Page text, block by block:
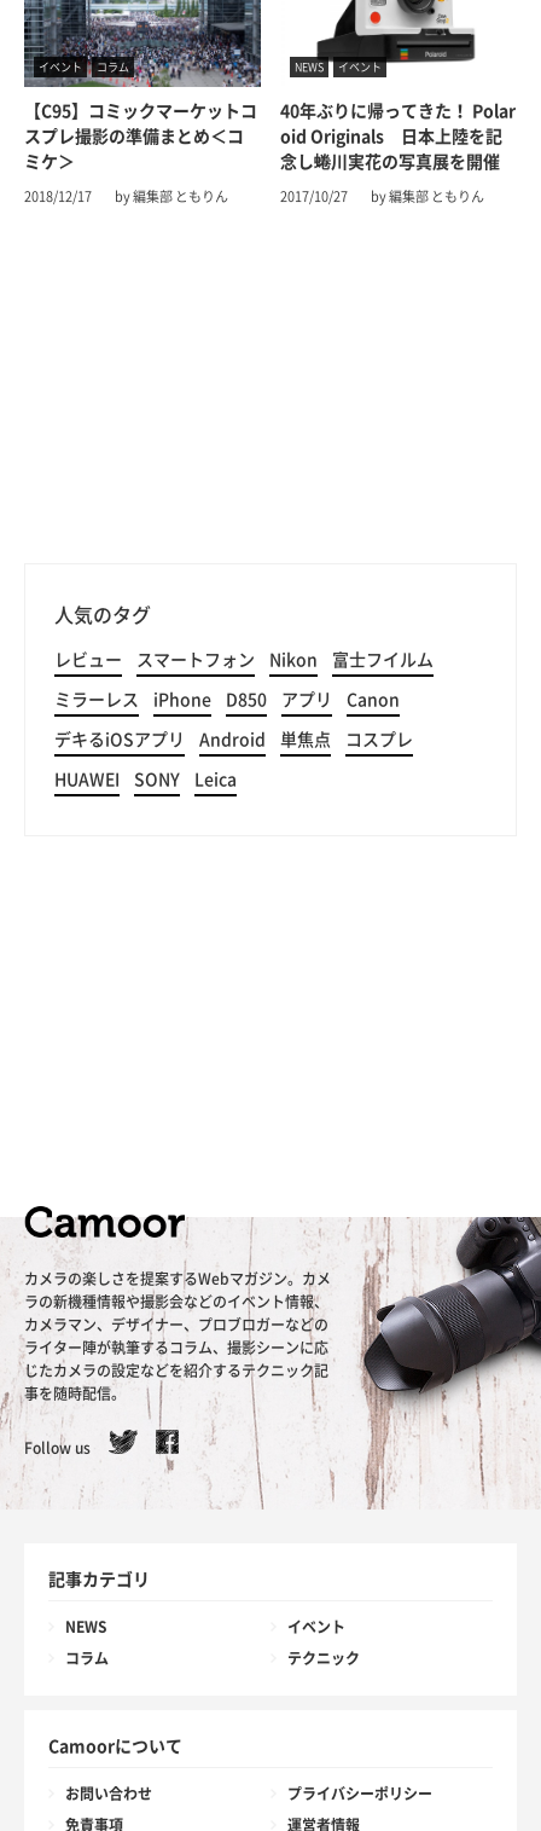
イベント コラム
【C95】コミックマーケットコ
スプレ撮影の準備まとめ＜コ
ミケ＞
2018/12/17 by 編集部 ともりん
NEWS イベント
40年ぶりに帰ってきた！ Polar
oid Originals 日本上陸を記
念し蜷川実花の写真展を開催
2017/10/27 by 編集部 ともりん
人気のタグ
レビュー スマートフォン Nikon 富士フイルム
ミラーレス iPhone D850 アプリ Canon
デキるiOSアプリ Android 単焦点 コスプレ
HUAWEI SONY Leica
カメラの楽しさを提案するWebマガジン。カメ
ラの新機種情報や撮影会などのイベント情報、
カメラマン、デザイナー、プロブロガーなどの
ライター陣が執筆するコラム、撮影シーンに応
じたカメラの設定などを紹介するテクニック記
事を随時配信。
Follow us
記事カテゴリ
NEWS イベント
コラム テクニック
Camoorについて
お問い合わせ プライバシーポリシー
免責事項 運営者情報